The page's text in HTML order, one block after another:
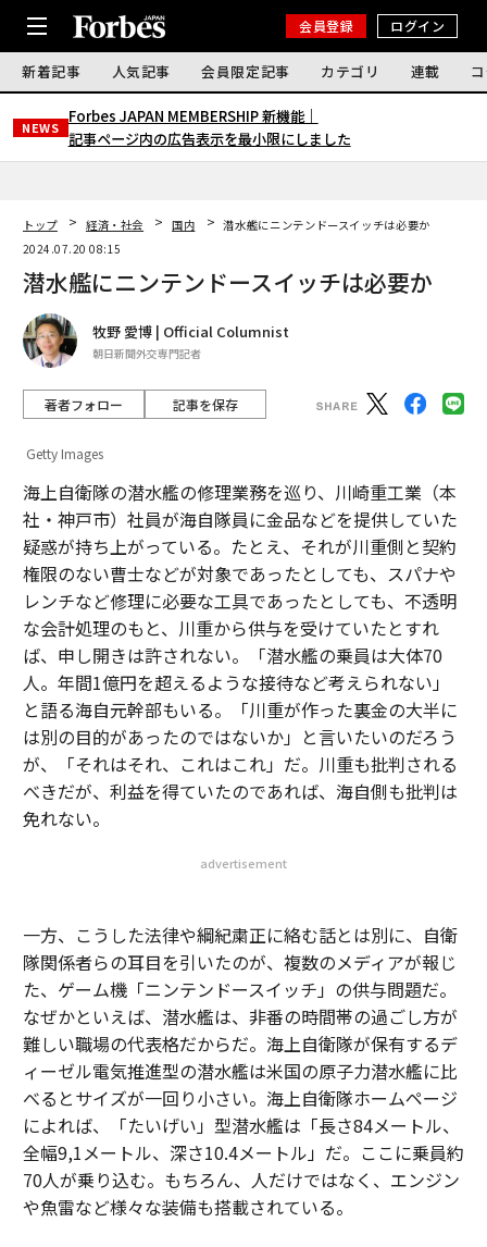
会員登録 ログイン
新着記事 人気記事 会員限定記事 カテゴリ 連載
NEWS
Forbes JAPAN MEMBERSHIP 新機能｜
記事ページ内の広告表示を最小限にしました
トップ 経済・社会 国内
潜水艦にニンテンドースイッチは必要か
2024.07.20 08:15
潜水艦にニンテンドースイッチは必要か
牧野 愛博 | Official Columnist
朝日新聞外交専門記者
著者フォロー 記事を保存
Getty Images
海上自衛隊の潜水艦の修理業務を巡り、川崎重工業（本
社・神戸市）社員が海自隊員に金品などを提供していた
疑惑が持ち上がっている。たとえ、それが川重側と契約
権限のない曹士などが対象であったとしても、スパナや
レンチなど修理に必要な工具であったとしても、不透明
な会計処理のもと、川重から供与を受けていたとすれ
ば、申し開きは許されない。「潜水艦の乗員は大体70
人。年間1億円を超えるような接待など考えられない」
と語る海自元幹部もいる。「川重が作った裏金の大半に
は別の目的があったのではないか」と言いたいのだろう
が、「それはそれ、これはこれ」だ。川重も批判される
べきだが、利益を得ていたのであれば、海自側も批判は
免れない。
advertisement
一方、こうした法律や綱紀粛正に絡む話とは別に、自衛
隊関係者らの耳目を引いたのが、複数のメディアが報じ
た、ゲーム機「ニンテンドースイッチ」の供与問題だ。
なぜかといえば、潜水艦は、非番の時間帯の過ごし方が
難しい職場の代表格だからだ。海上自衛隊が保有するデ
ィーゼル電気推進型の潜水艦は米国の原子力潜水艦に比
べるとサイズが一回り小さい。海上自衛隊ホームページ
によれば、「たいげい」型潜水艦は「長さ84メートル、
全幅9,1メートル、深さ10.4メートル」だ。ここに乗員約
70人が乗り込む。もちろん、人だけではなく、エンジン
や魚雷など様々な装備も搭載されている。